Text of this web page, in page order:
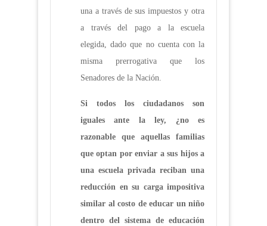
una a través de sus impuestos y otra
a través del pago a la escuela
elegida, dado que no cuenta con la
misma prerrogativa que los
Senadores de la Nación.
Si todos los ciudadanos son
iguales ante la ley, ¿no es
razonable que aquellas familias
que optan por enviar a sus hijos a
una escuela privada reciban una
reducción en su carga impositiva
similar al costo de educar un niño
dentro del sistema de educación